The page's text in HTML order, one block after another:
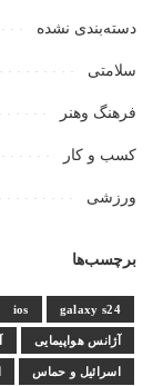
دسته‌بندی نشده
سلامتی
فرهنگ وهنر
کسب و کار
ورزشی
برچسب‌ها
galaxy s24
ios
آژانس هواپیمایی
اسرائیل و حماس